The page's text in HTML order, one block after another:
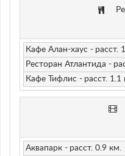
Кафе Алан-хаус - расст.
Ресторан Атлантида -
Кафе Тифлис - расст. 1.1
Аквапарк - расст. 0.9 км.